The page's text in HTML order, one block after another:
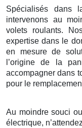
Spécialisés dans
intervenons au
volets roulants.
expertise dans le
en mesure de
l’origine de la
accompagner dans
pour le
Au moindre souci
électrique,